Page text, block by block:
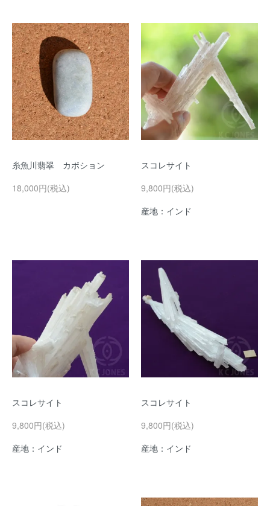
糸魚川翡翠 カボション
18,000円(税込)
スコレサイト
9,800円(税込)
産地：インド
スコレサイト
9,800円(税込)
産地：インド
スコレサイト
9,800円(税込)
産地：インド